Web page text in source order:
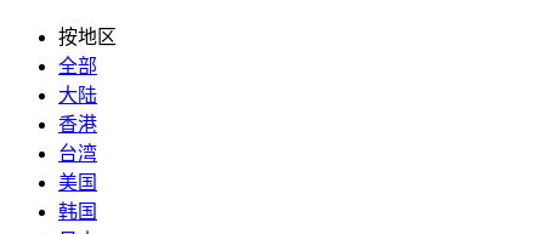
按地区
全部
大陆
香港
台湾
美国
韩国